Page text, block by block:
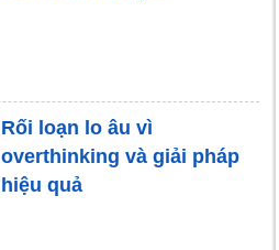
Rối loạn lo âu vì
overthinking và giải pháp
hiệu quả